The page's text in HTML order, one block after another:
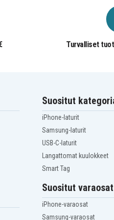
Turvalliset
Suositut
iPhone-laturit
Samsung-laturit
USB-C-laturit
Langattomat kuulokkeet
Smart Tag
Suositut varaosat
iPhone-varaosat
Samsung-varaosat